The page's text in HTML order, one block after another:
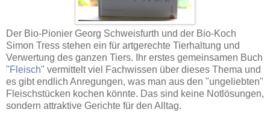
Der Bio-Pionier Georg Schweisfurth und der Bio-Koch
Simon Tress stehen ein für artgerechte Tierhaltung und
Verwertung des ganzen Tiers. Ihr erstes gemeinsamen Buch
"Fleisch" vermittelt viel Fachwissen über dieses Thema und
es gibt endlich Anregungen, was man aus den "ungeliebten"
Fleischstücken kochen könnte. Das sind keine Notlösungen,
sondern attraktive Gerichte für den Alltag.